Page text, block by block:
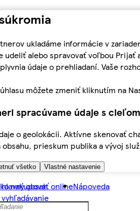
ukladáme informácie v
udeliť alebo spravovať voľbou
údaje o prehliadaní. Vaše
môžete zmeniť kliknutím na
spracúvame údaje s cieľom
o geolokácii. Aktívne skenovať
prieskum publika a vývoj
všetko Vlastné nastavenie
obsah
nakupovať onlineNápoveda